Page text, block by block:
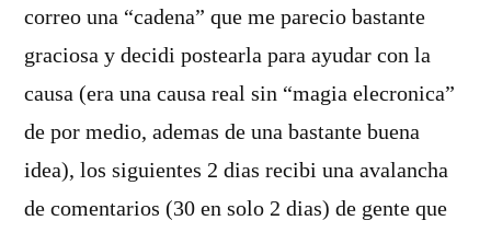
correo una “cadena” que me parecio bastante
graciosa y decidi postearla para ayudar con la
causa (era una causa real sin “magia elecronica”
de por medio, ademas de una bastante buena
idea), los siguientes 2 dias recibi una avalancha
de comentarios (30 en solo 2 dias) de gente que